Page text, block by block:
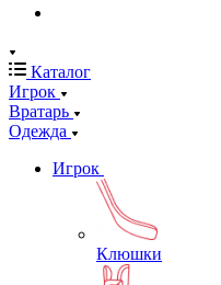
Каталог
Игрок
Вратарь
Одежда
Игрок
Клюшки